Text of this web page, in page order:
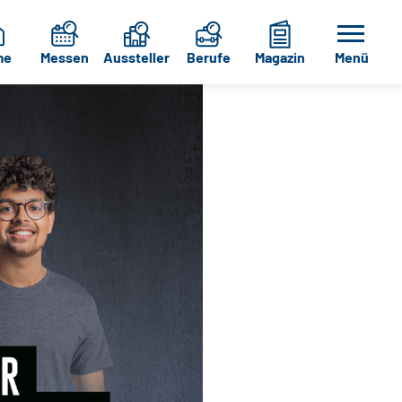
Messen Aussteller Berufe Magazin Menü